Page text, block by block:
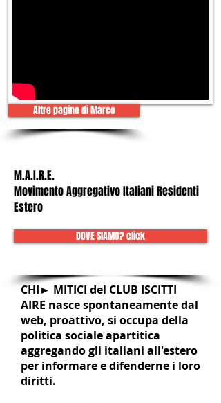
Altre pagine di Marco
M.A.I.R.E.
Movimento Aggregativo Italiani Residenti
Estero
DOVE SIAMO? click
CHI► MITICI del CLUB ISCITTI
AIRE nasce spontaneamente dal
web, proattivo, si occupa della
politica sociale apartitica
aggregando gli italiani all'estero
per informare e difenderne i loro
diritti.